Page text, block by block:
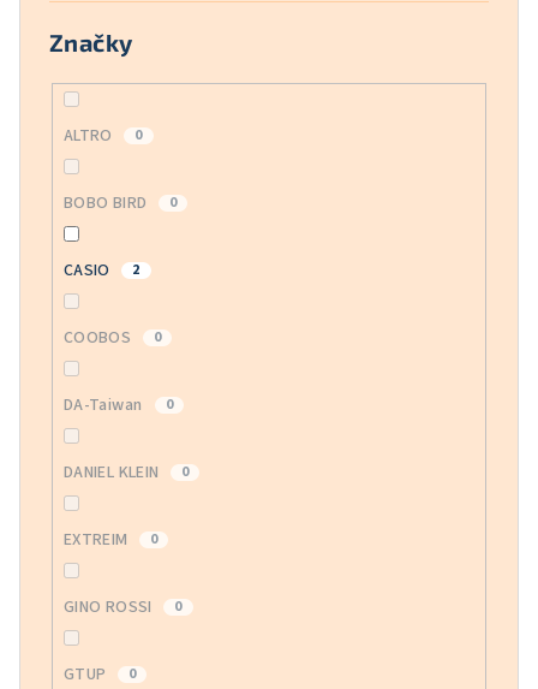
Značky
ALTRO 0
BOBO BIRD 0
CASIO 2
COOBOS 0
DA-Taiwan 0
DANIEL KLEIN 0
EXTREIM 0
GINO ROSSI 0
GTUP 0